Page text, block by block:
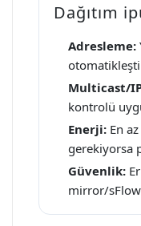
Dağıtım
Adresleme:
Multicast/
kontrolü
Enerji: En
gerekiyorsa
Güvenlik:
mirror/sFlow